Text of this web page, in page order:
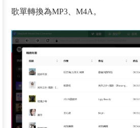
歌單轉換為MP3、M4A。